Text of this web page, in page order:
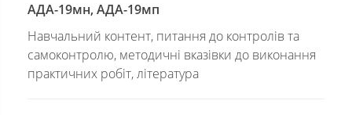
АДА-19мн, АДА-19мп
Навчальний контент, питання до контролів та
самоконтролю, методичні вказівки до виконання
практичних робіт, література